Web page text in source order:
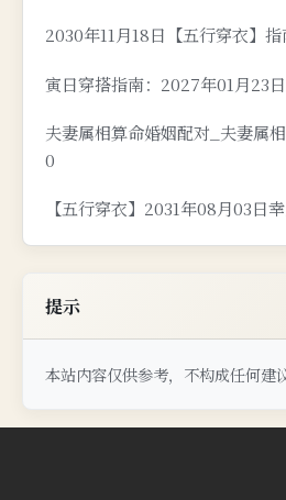
2030年11月18日【五行穿衣】指
寅日穿搭指南：2027年01月23
夫妻属相算命婚姻配对_夫妻属
0
【五行穿衣】2031年08月03日
提示
本站内容仅供参考，不构成任何建